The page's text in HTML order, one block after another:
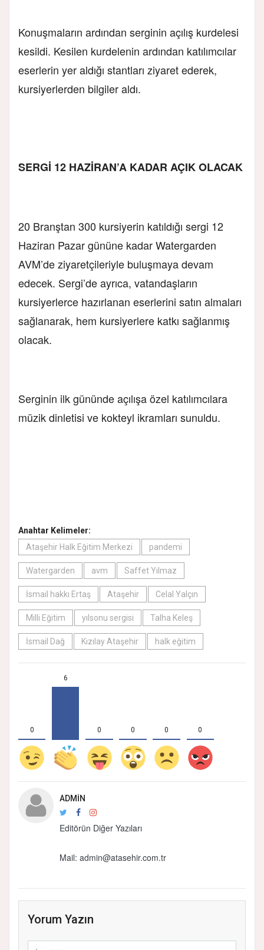
Konuşmaların ardından serginin açılış kurdelesi
kesildi. Kesilen kurdelenin ardından katılımcılar
eserlerin yer aldığı stantları ziyaret ederek,
kursiyerlerden bilgiler aldı.
SERGİ 12 HAZİRAN’A KADAR AÇIK OLACAK
20 Branştan 300 kursiyerin katıldığı sergi 12
Haziran Pazar gününe kadar Watergarden
AVM’de ziyaretçileriyle buluşmaya devam
edecek. Sergi’de ayrıca, vatandaşların
kursiyerlerce hazırlanan eserlerini satın almaları
sağlanarak, hem kursiyerlere katkı sağlanmış
olacak.
Serginin ilk gününde açılışa özel katılımcılara
müzik dinletisi ve kokteyl ikramları sunuldu.
Anahtar Kelimeler:
Ataşehir Halk Eğitim Merkezi
pandemi
Watergarden avm Saffet Yılmaz
İsmail hakkı Ertaş Ataşehir Celal Yalçın
Milli Eğitim yılsonu sergisi Talha Keleş
İsmail Dağ Kızılay Ataşehir halk eğitim
0
6
0 0 0 0
ADMIN
Editörün Diğer Yazıları
Mail: admin@atasehir.com.tr
Yorum Yazın